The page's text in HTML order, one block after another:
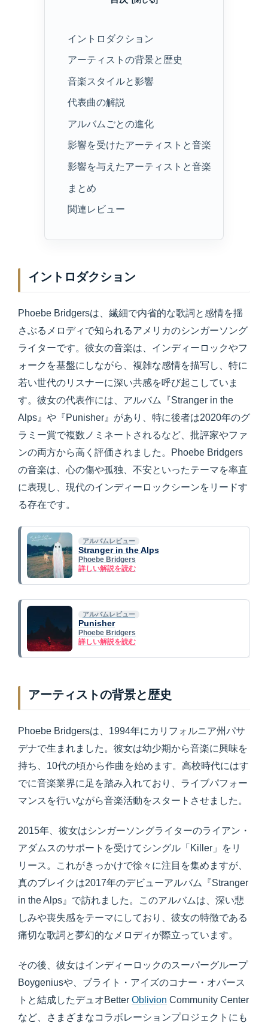
イントロダクション
アーティストの背景と歴史
音楽スタイルと影響
代表曲の解説
アルバムごとの進化
影響を受けたアーティストと音楽
影響を与えたアーティストと音楽
まとめ
関連レビュー
イントロダクション
Phoebe Bridgersは、繊細で内省的な歌詞と感情を揺
さぶるメロディで知られるアメリカのシンガーソング
ライターです。彼女の音楽は、インディーロックやフ
ォークを基盤にしながら、複雑な感情を描写し、特に
若い世代のリスナーに深い共感を呼び起こしていま
す。彼女の代表作には、アルバム『Stranger in the
Alps』や『Punisher』があり、特に後者は2020年のグ
ラミー賞で複数ノミネートされるなど、批評家やファ
ンの両方から高く評価されました。Phoebe Bridgers
の音楽は、心の傷や孤独、不安といったテーマを率直
に表現し、現代のインディーロックシーンをリードす
る存在です。
アルバムレビュー
Stranger in the Alps
Phoebe Bridgers
詳しい解説を読む
アルバムレビュー
Punisher
Phoebe Bridgers
詳しい解説を読む
アーティストの背景と歴史
Phoebe Bridgersは、1994年にカリフォルニア州パサ
デナで生まれました。彼女は幼少期から音楽に興味を
持ち、10代の頃から作曲を始めます。高校時代にはす
でに音楽業界に足を踏み入れており、ライブパフォー
マンスを行いながら音楽活動をスタートさせました。
2015年、彼女はシンガーソングライターのライアン・
アダムスのサポートを受けてシングル「Killer」をリ
リース。これがきっかけで徐々に注目を集めますが、
真のブレイクは2017年のデビューアルバム『Stranger
in the Alps』で訪れました。このアルバムは、深い悲
しみや喪失感をテーマにしており、彼女の特徴である
痛切な歌詞と夢幻的なメロディが際立っています。
その後、彼女はインディーロックのスーパーグループ
Boygeniusや、ブライト・アイズのコナー・オバース
トと結成したデュオBetter Oblivion Community Center
など、さまざまなコラボレーションプロジェクトにも